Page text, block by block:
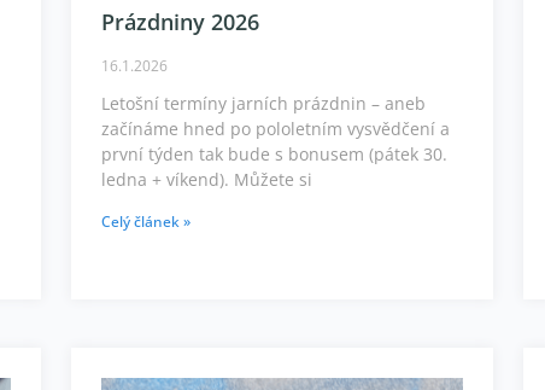
Prázdniny 2026
16.1.2026
Letošní termíny jarních prázdnin – aneb
začínáme hned po pololetním vysvědčení a
první týden tak bude s bonusem (pátek 30.
ledna + víkend). Můžete si
Celý článek »